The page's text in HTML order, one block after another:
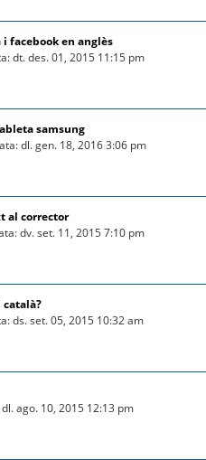
facebook en anglès
dt. des. 01, 2015 11:15 pm
samsung
dl. gen. 18, 2016 3:06 pm
al corrector
dv. set. 11, 2015 7:10 pm
ds. set. 05, 2015 10:32 am
ago. 10, 2015 12:13 pm